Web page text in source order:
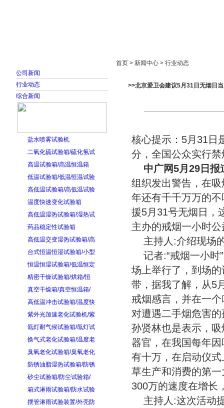
公司新闻
行业动态
综合新闻
盐水喷雾试验机
二氧化硫试验箱/硫化氢试
高温试验箱/高温恒温箱
低温试验箱/低温恒温试验
高低温试验箱/高低温试验
温度快速变化试验箱
高低温湿热试验箱/湿热试
药品稳定性试验箱
高低温交变湿热试验箱/高
台式恒温恒湿试验箱/小型
恒温恒湿试验箱/低温恒定
精密干燥试验箱/烘箱/恒
真空干燥箱/真空恒温箱/
高低温冲击试验箱/温度快
紫外光加速老化试验机/紫
氙灯耐气候试验箱/氙灯试
换气式老化试验箱/温度老
臭氧老化试验箱/臭氧老化
防锈油脂湿热试验箱/防锈
砂尘试验箱/防尘试验箱/
箱式淋雨试验箱/防水试验
摆管淋雨试验装置/外壳防
首页 > 新闻中心 > 行业动态
>>北京爱卫会建议5月31日无烟日
核心提示：5月31日
分，全国公众实行
中广网5月29日报
组织发出警告，在
年还有千千万万的
援5月31号无烟日，
主办的戒烟一小时
主持人:介绍现场
记者:“戒烟一小
场上举行了，到场
带，据我了解，从5
戒烟感言，并在一
对遭遇二手烟危害
孙贤林也是表示，
器官，在我国每年
有十万，在启动仪
草生产和消费的第
300万的速度在增长
主持人:这次活动